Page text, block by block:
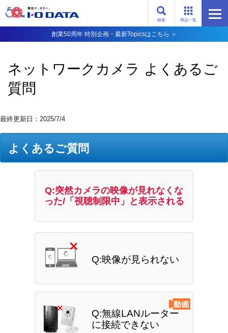
商品一覧
検索
創業50周年 特別企画・最新Topicsはこちら ＞
ネットワークカメラ よくあるご
質問
最終更新日：2025/7/4
よくあるご質問
Q:突然カメラの映像が見れなくな
った/「視聴制限中」と表示される
Q:映像が見られない
Q:無線LANルーター
に接続できない